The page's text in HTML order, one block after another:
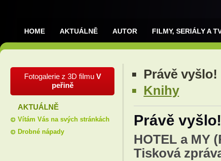
HOME AKTUÁLNĚ AUTOR FILMY, SERIÁLY A
Fotogalerie z 3D filmu V
peřině
AKTUÁLNĚ
Vítám Vás na svých stránkách
Drobné nápady
Právě vyšlo!
Knihy
Právě vyšlo!
HOTEL a MY
Tisková